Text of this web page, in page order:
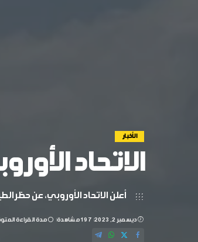
الأخبار
الاتحاد
أعلن الاتحاد الأوروبي، عن
ديسمبر 2, 2023 197 مشاهدة مدة القراءة المتوقعة: